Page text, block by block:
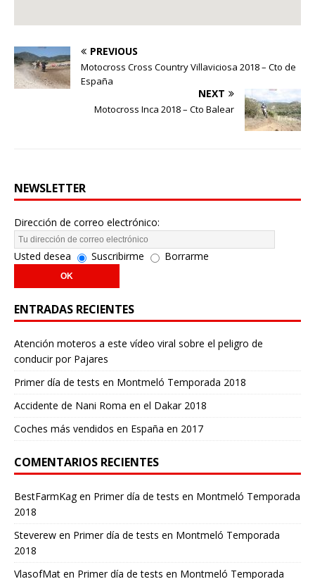
PREVIOUS
Motocross Cross Country Villaviciosa 2018 – Cto de
España
NEXT
Motocross Inca 2018 – Cto Balear
NEWSLETTER
Dirección de correo electrónico:
Usted desea Suscribirme Borrarme
ENTRADAS RECIENTES
Atención moteros a este vídeo viral sobre el peligro de
conducir por Pajares
Primer día de tests en Montmeló Temporada 2018
Accidente de Nani Roma en el Dakar 2018
Coches más vendidos en España en 2017
COMENTARIOS RECIENTES
BestFarmKagen Primer día de tests en Montmeló Temporada
2018
Steverew en Primer día de tests en Montmeló Temporada
2018
VlasofMat en Primer día de tests en Montmeló Temporada